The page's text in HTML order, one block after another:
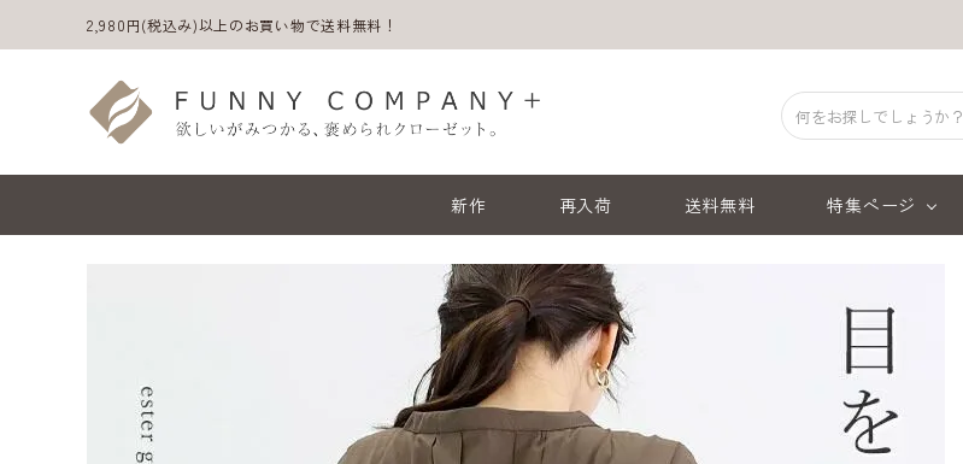
2,980円(税込み)以上のお買い物で送料無料！
新作 再入荷 送料無料 特集ページ